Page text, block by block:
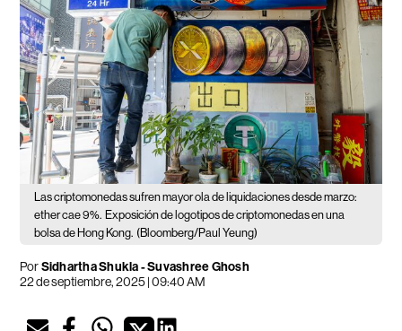
Las criptomonedas sufren mayor ola de liquidaciones desde marzo:
ether cae 9%. Exposición de logotipos de criptomonedas en una
bolsa de Hong Kong. (Bloomberg/Paul Yeung)
PorSidhartha Shukla - Suvashree Ghosh
22 de septiembre, 2025 | 09:40 AM